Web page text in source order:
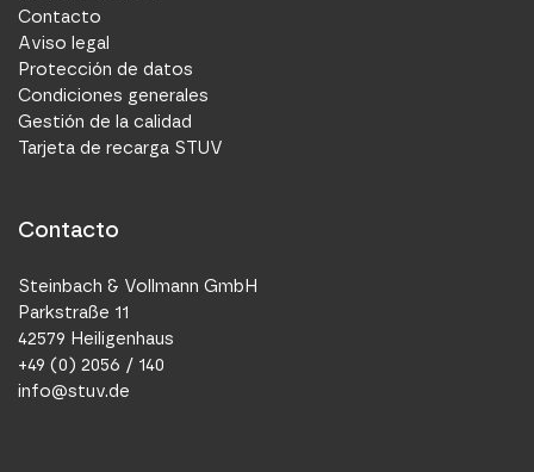
Contacto
Aviso legal
Protección de datos
Condiciones generales
Gestión de la calidad
Tarjeta de recarga STUV
Contacto
Steinbach & Vollmann GmbH
Parkstraße 11
42579 Heiligenhaus
+49 (0) 2056 / 140
info@stuv.de